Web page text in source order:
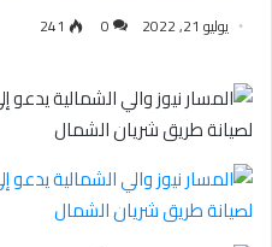
يوليو 21, 2022 0
241